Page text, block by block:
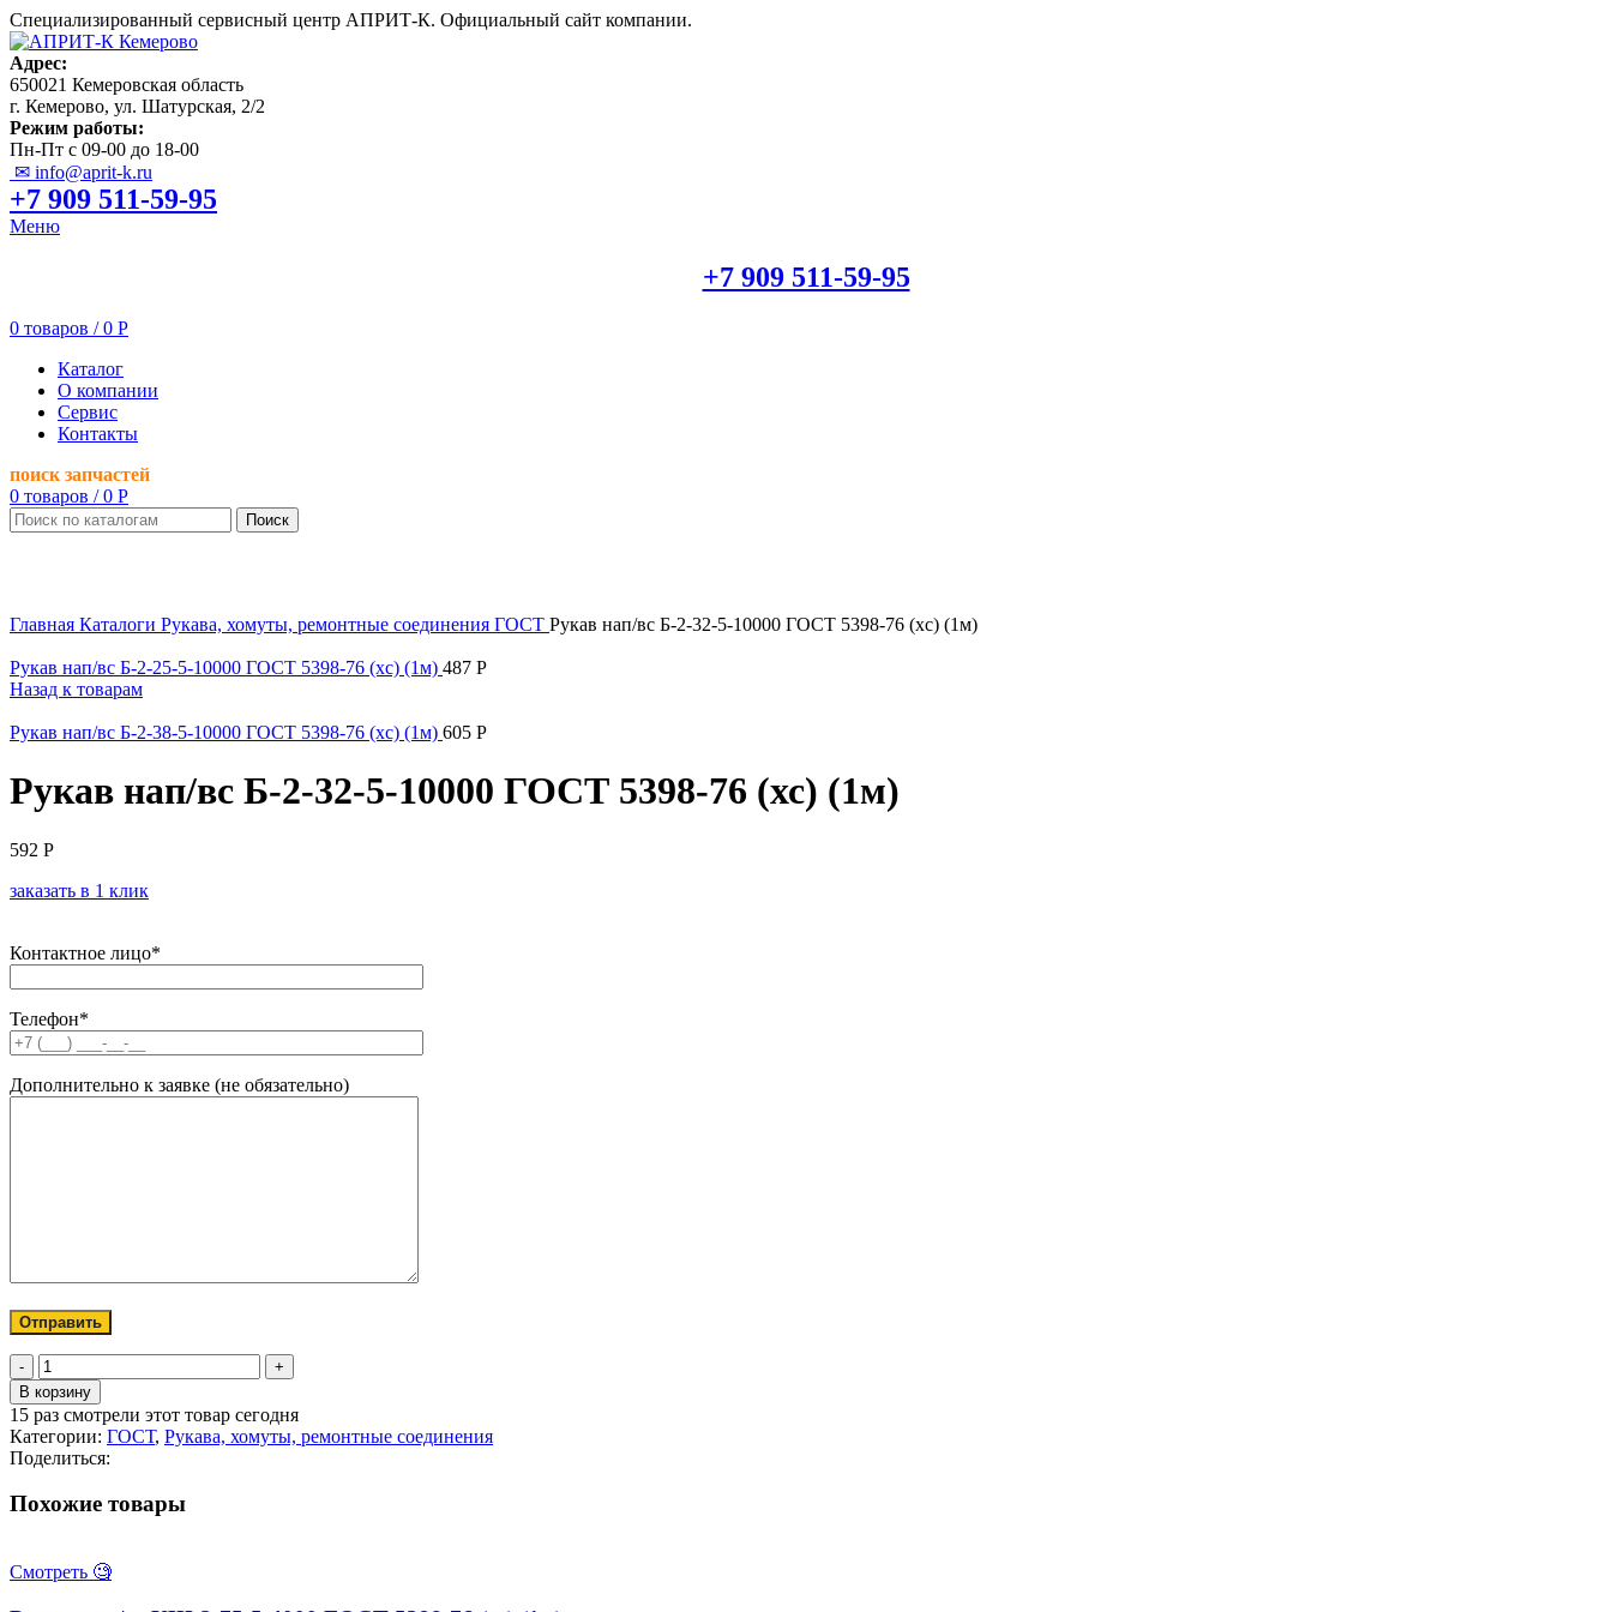
Специализированный сервисный центр АПРИТ-К. Официальный сайт компании.
Адрес:
650021 Кемеровская область
г. Кемерово, ул. Шатурская, 2/2
Режим работы:
Пн-Пт с 09-00 до 18-00
✉ info@aprit-k.ru
+7 909 511-59-95
Меню
+7 909 511-59-95
0 товаров / 0 Р
Каталог
О компании
Сервис
Контакты
поиск запчастей
0 товаров / 0 Р
Поиск
Главная Каталоги Рукава, хомуты, ремонтные соединения ГОСТ Рукав нап/вс Б-2-32-5-10000 ГОСТ 5398-76 (хс) (1м)
Рукав нап/вс Б-2-25-5-10000 ГОСТ 5398-76 (хс) (1м) 487 Р
Назад к товарам
Рукав нап/вс Б-2-38-5-10000 ГОСТ 5398-76 (хс) (1м) 605 Р
Рукав нап/вс Б-2-32-5-10000 ГОСТ 5398-76 (хс) (1м)
592 Р
заказать в 1 клик
Контактное лицо*
Телефон*
Дополнительно к заявке (не обязательно)
Количество
товара
Рукав
нап/
вс
Б-2-
5-
5398-
В корзину
15 раз смотрели этот товар сегодня
Категории: ГОСТ, Рукава, хомуты, ремонтные соединения
Поделиться:
Похожие товары
Смотреть 🧐